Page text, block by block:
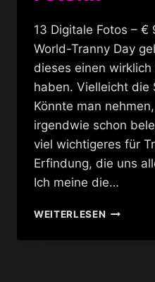
13 Digitale Fotos – €
World-Tranny Day
dieses einen
haben. Vielleicht die
Könnte man
irgendwie schon
viel wichtigeres für
Erfindung, die uns
Ich meine die…
WEITERLESENFOTOFIX